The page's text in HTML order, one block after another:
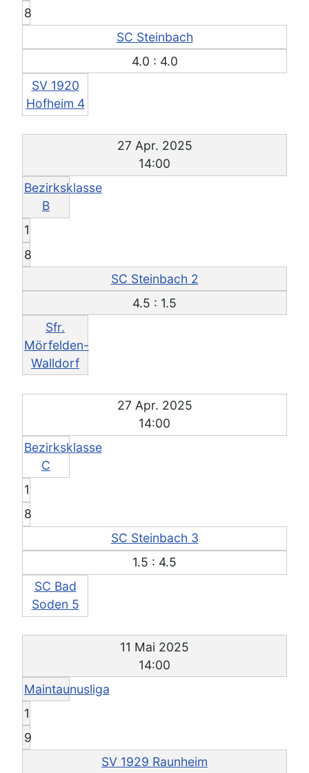
8
SC Steinbach
4.0 : 4.0
SV 1920
Hofheim 4
27 Apr. 2025
14:00
Bezirksklasse
B
1
8
SC Steinbach 2
4.5 : 1.5
Sfr.
Mörfelden-
Walldorf
27 Apr. 2025
14:00
Bezirksklasse
C
1
8
SC Steinbach 3
1.5 : 4.5
SC Bad
Soden 5
11 Mai 2025
14:00
Maintaunusliga
1
9
SV 1929 Raunheim